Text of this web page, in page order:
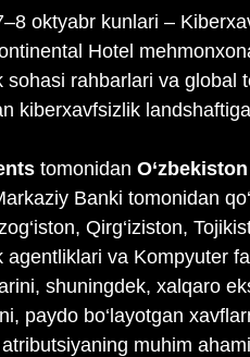
oktyabr kunlari –
Hotel
sohasi rahbarlari va
kiberxavfsizlik
tomonidan
Banki tomonidan
Qirg‘iziston,
agentliklari va Kompyuter
shuningdek, xalqaro
paydo bo‘layotgan
muhim